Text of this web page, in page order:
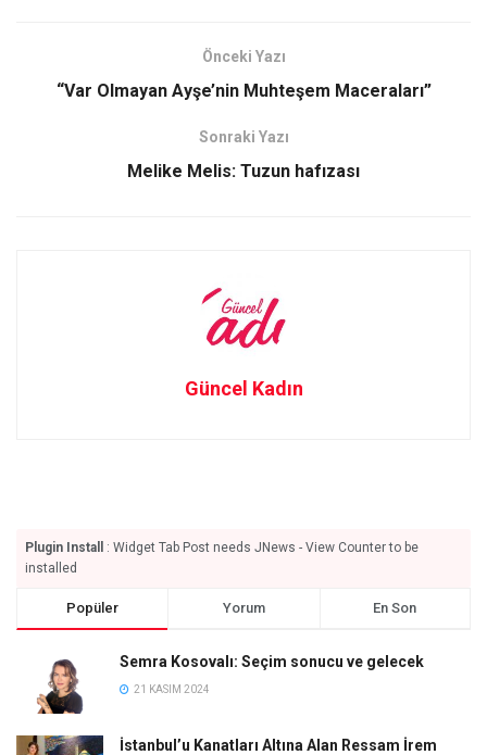
o
d
Önceki Yazı
“Var Olmayan Ayşe’nin Muhteşem Maceraları”
Sonraki Yazı
Melike Melis: Tuzun hafızası
Güncel Kadın
Plugin Install
: Widget Tab Post needs JNews - View Counter to be
installed
Popüler Yorum En Son
Semra Kosovalı: Seçim sonucu ve gelecek
21 KASIM 2024
İstanbul’u Kanatları Altına Alan Ressam İrem